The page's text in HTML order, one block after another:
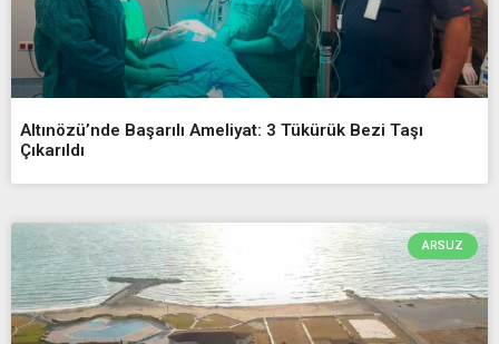
Altınözü’nde Başarılı Ameliyat: 3 Tükürük Bezi Taşı
Çıkarıldı
ARSUZ